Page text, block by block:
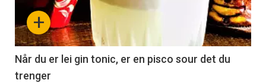
nå
-
6
+
Når du er lei gin tonic, er en pisco sour det du
trenger